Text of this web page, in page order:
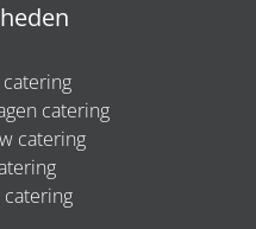
catering
catering